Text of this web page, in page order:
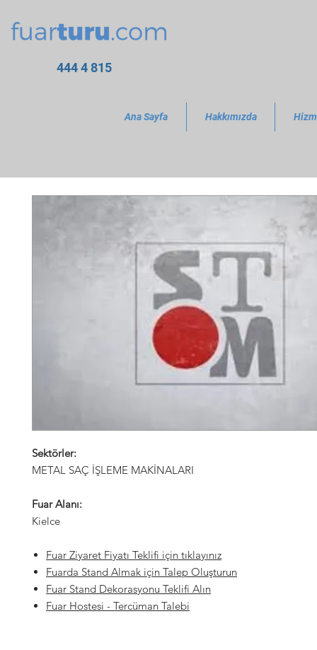
444 4 815
Ana Sayfa Hakkımızda
Sektörler:
METAL SAÇ İŞLEME MAKİNALARI
Fuar Alanı:
Kielce
Fuar Ziyaret Fiyatı Teklifi için tıklayınız
Fuarda Stand Almak için Talep Oluşturun
Fuar Stand Dekorasyonu Teklifi Alın
Fuar Hostesi - Tercüman Talebi